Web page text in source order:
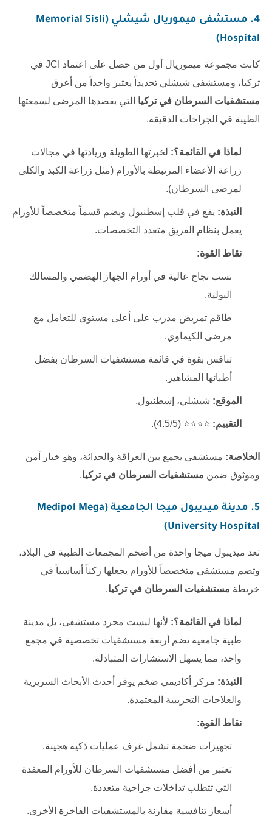
4. مستشفى ميموريال شيشلي (Memorial Sisli
Hospital)
كانت مجموعة ميموريال أول من حصل على اعتماد JCI في
تركيا، ومستشفى شيشلي تحديداً يعتبر واحداً من أعرق
مستشفيات السرطان في تركيا التي يقصدها المرضى لسمعتها
الطيبة في الجراحات الدقيقة.
لماذا في القائمة؟: لخبرتها الطويلة وريادتها في مجالات
زراعة الأعضاء المرتبطة بالأورام (مثل زراعة الكبد والكلى
لمرضى السرطان).
النبذة: يقع في قلب إسطنبول ويضم قسماً متخصصاً للأورام
يعمل بنظام الفريق متعدد التخصصات.
نقاط القوة:
نسب نجاح عالية في أورام الجهاز الهضمي والمسالك
البولية.
طاقم تمريض مدرب على أعلى مستوى للتعامل مع
مرضى الكيماوي.
تنافس بقوة في قائمة مستشفيات السرطان بفضل
أطبائها المشاهير.
الموقع: شيشلي، إسطنبول.
التقييم: ⭐⭐⭐⭐ (4.5/5).
الخلاصة: مستشفى يجمع بين العراقة والحداثة، وهو خيار آمن
وموثوق ضمن مستشفيات السرطان في تركيا.
5. مدينة ميديبول ميجا الجامعية (Medipol Mega
University Hospital)
تعد ميديبول ميجا واحدة من أضخم المجمعات الطبية في البلاد،
وتضم مستشفى متخصصاً للأورام يجعلها ركناً أساسياً في
خريطة مستشفيات السرطان في تركيا.
لماذا في القائمة؟: لأنها ليست مجرد مستشفى، بل مدينة
طبية جامعية تضم أربعة مستشفيات تخصصية في مجمع
واحد، مما يسهل الاستشارات المتبادلة.
النبذة: مركز أكاديمي ضخم يوفر أحدث الأبحاث السريرية
والعلاجات التجريبية المعتمدة.
نقاط القوة:
تجهيزات ضخمة تشمل غرف عمليات ذكية هجينة.
تعتبر من أفضل مستشفيات السرطان للأورام المعقدة
التي تتطلب تداخلات جراحية متعددة.
أسعار تنافسية مقارنة بالمستشفيات الفاخرة الأخرى.